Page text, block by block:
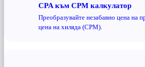
CPA към CPM калкулатор
Преобразувайте незабавно цена на
цена на хиляда (CPM).